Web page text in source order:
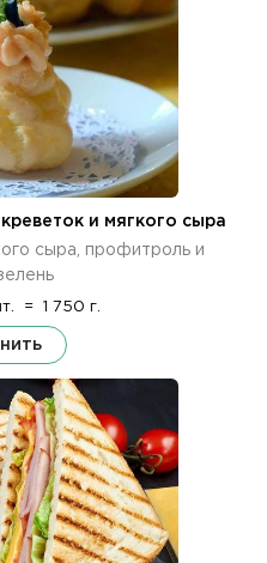
и мягкого сыра
сыра, профитроль и
= 1 750 г.